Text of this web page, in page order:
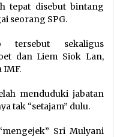
tepat disebut bintang
seorang SPG.
sekaligus
dan Liem Siok Lan,
IMF.
menduduki jabatan
tak “setajam” dulu.
Sri Mulyani